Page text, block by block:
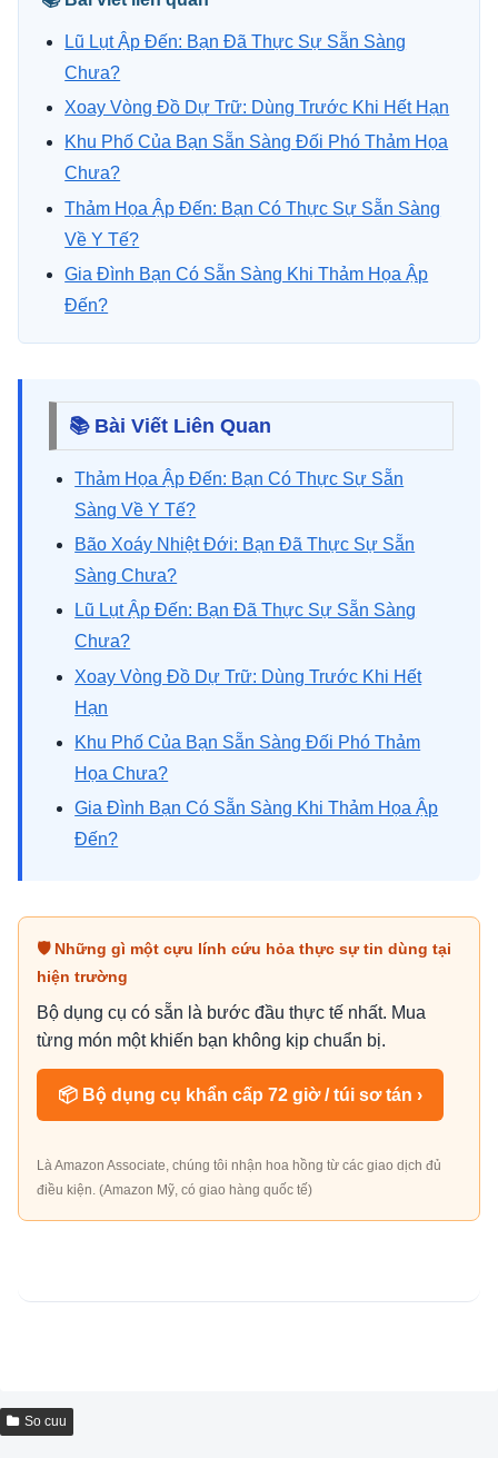
Lũ Lụt Ập Đến: Bạn Đã Thực Sự Sẵn Sàng
Chưa?
Xoay Vòng Đồ Dự Trữ: Dùng Trước Khi Hết Hạn
Khu Phố Của Bạn Sẵn Sàng Đối Phó Thảm Họa
Chưa?
Thảm Họa Ập Đến: Bạn Có Thực Sự Sẵn Sàng
Về Y Tế?
Gia Đình Bạn Có Sẵn Sàng Khi Thảm Họa Ập
Đến?
📚 Bài Viết Liên Quan
Thảm Họa Ập Đến: Bạn Có Thực Sự Sẵn
Sàng Về Y Tế?
Bão Xoáy Nhiệt Đới: Bạn Đã Thực Sự Sẵn
Sàng Chưa?
Lũ Lụt Ập Đến: Bạn Đã Thực Sự Sẵn Sàng
Chưa?
Xoay Vòng Đồ Dự Trữ: Dùng Trước Khi Hết
Hạn
Khu Phố Của Bạn Sẵn Sàng Đối Phó Thảm
Họa Chưa?
Gia Đình Bạn Có Sẵn Sàng Khi Thảm Họa Ập
Đến?
🛡 Những gì một cựu lính cứu hỏa thực sự tin dùng tại
hiện trường
Bộ dụng cụ có sẵn là bước đầu thực tế nhất. Mua
từng món một khiến bạn không kịp chuẩn bị.
📦 Bộ dụng cụ khẩn cấp 72 giờ / túi sơ tán ›
Là Amazon Associate, chúng tôi nhận hoa hồng từ các giao dịch đủ
điều kiện. (Amazon Mỹ, có giao hàng quốc tế)
So cuu